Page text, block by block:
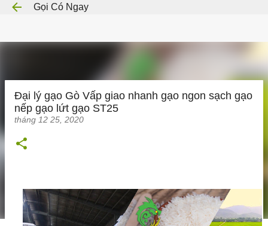
Chuyển đến nội dung chính
Gọi Có Ngay
Đại lý gạo Gò Vấp giao nhanh gạo ngon sạch gạo
nếp gạo lứt gạo ST25
tháng 12 25, 2020